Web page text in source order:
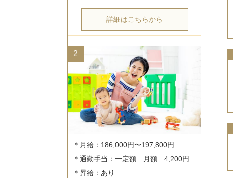
詳細はこちらから
2
＊月給：186,000円〜197,800円
＊通勤手当：一定額　月額　4,200円
＊昇給：あり